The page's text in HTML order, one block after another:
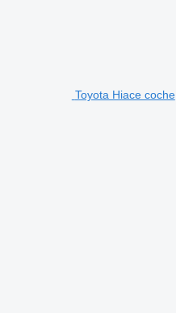
Toyota Hiace coche